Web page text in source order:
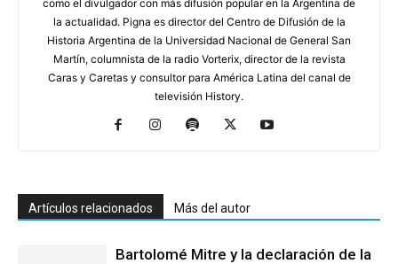
como el divulgador con más difusión popular en la Argentina de
la actualidad. Pigna es director del Centro de Difusión de la
Historia Argentina de la Universidad Nacional de General San
Martín, columnista de la radio Vorterix, director de la revista
Caras y Caretas y consultor para América Latina del canal de
televisión History.
Artículos relacionados Más del autor
Bartolomé Mitre y la declaración de la